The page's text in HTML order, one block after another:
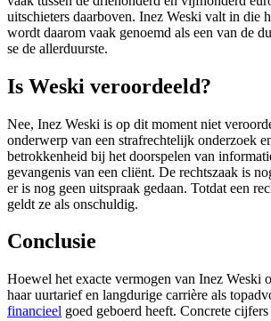
uitschieters daarboven. Inez Weski valt in die
wordt daarom vaak genoemd als een van de
se de allerduurste.
Is Weski veroordeeld?
Nee, Inez Weski is op dit moment niet
onderwerp van een strafrechtelijk onderzoek
betrokkenheid bij het doorspelen van
gevangenis van een cliënt. De rechtszaak is
er is nog geen uitspraak gedaan. Totdat een
geldt ze als onschuldig.
Conclusie
Hoewel het exacte vermogen van Inez Weski
haar uurtarief en langdurige carrière als
financieel goed geboerd heeft. Concrete